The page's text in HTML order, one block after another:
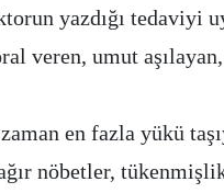
yazdığı tedaviyi
veren, umut
en fazla yükü
nöbetler,